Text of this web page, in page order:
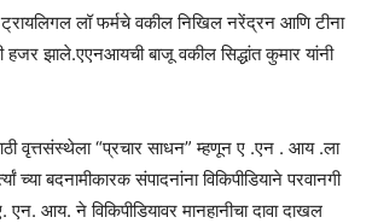
ट्रायलिगल लॉ फर्मचे वकील निखिल नरेंद्रन आणि टीना
हजर झाले.एएनआयची बाजू वकील सिद्धांत कुमार यांनी
वृत्तसंस्थेला “प्रचार साधन” म्हणून ए .एन . आय .ला
च्या बदनामीकारक संपादनांना विकिपीडियाने परवानगी
आय. ने विकिपीडियावर मानहानीचा दावा दाखल